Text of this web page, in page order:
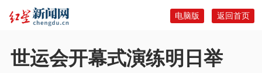
返回首页
电脑版
世运会开幕式演练明日举